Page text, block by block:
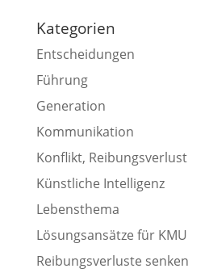
Kategorien
Entscheidungen
Führung
Generation
Kommunikation
Konflikt, Reibungsverlust
Künstliche Intelligenz
Lebensthema
Lösungsansätze für KMU
Reibungsverluste senken